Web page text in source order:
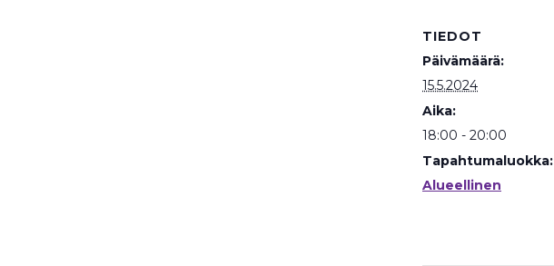
TIEDOT
Päivämäärä:
15.5.2024
Aika:
18:00 - 20:00
Tapahtumaluokka:
Alueellinen